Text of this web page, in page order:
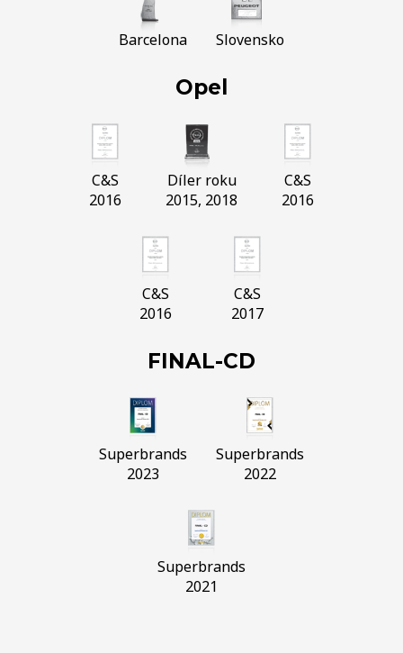
Barcelona Slovensko
Opel
C&S
2016
Díler roku
2015, 2018
C&S
2016
C&S
2016
C&S
2017
FINAL-CD
Superbrands
2023
Superbrands
2022
Superbrands
2021